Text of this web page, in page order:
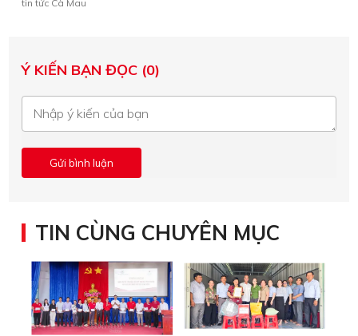
tin tức Cà Mau
Ý KIẾN BẠN ĐỌC (0)
TIN CÙNG CHUYÊN MỤC